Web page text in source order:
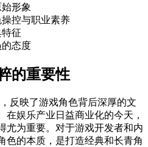
形象
控与职业素养
征
态度
的重要性
反映了游戏角色背后深厚的文
在娱乐产业日益商业化的今天，
尤为重要。对于游戏开发者和内
色的本质，是打造经典和长青角